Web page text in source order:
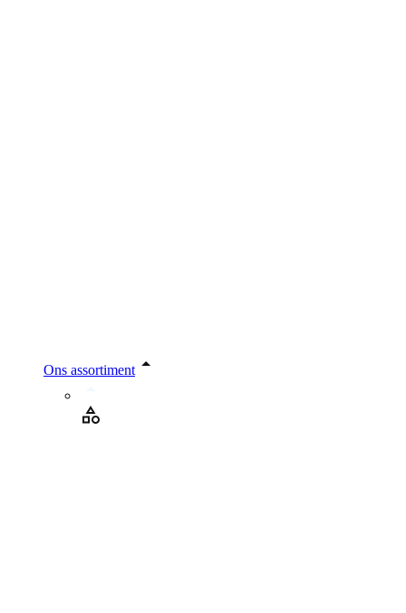
Ons assortiment